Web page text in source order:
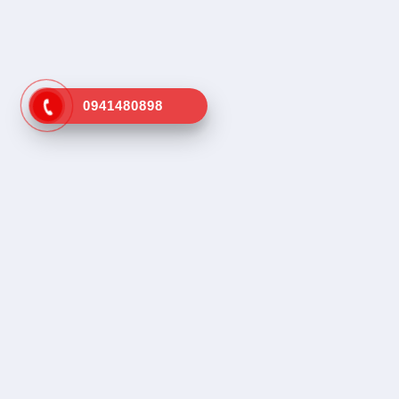
0941480898